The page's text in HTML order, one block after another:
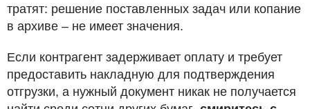
тратят: решение поставленных задач или копание
в архиве – не имеет значения.
Если контрагент задерживает оплату и требует
предоставить накладную для подтверждения
отгрузки, а нужный документ никак не получается